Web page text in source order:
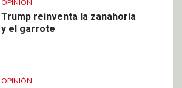
OPINIÓN
Trump reinventa la zanahoria
y el garrote
OPINIÓN